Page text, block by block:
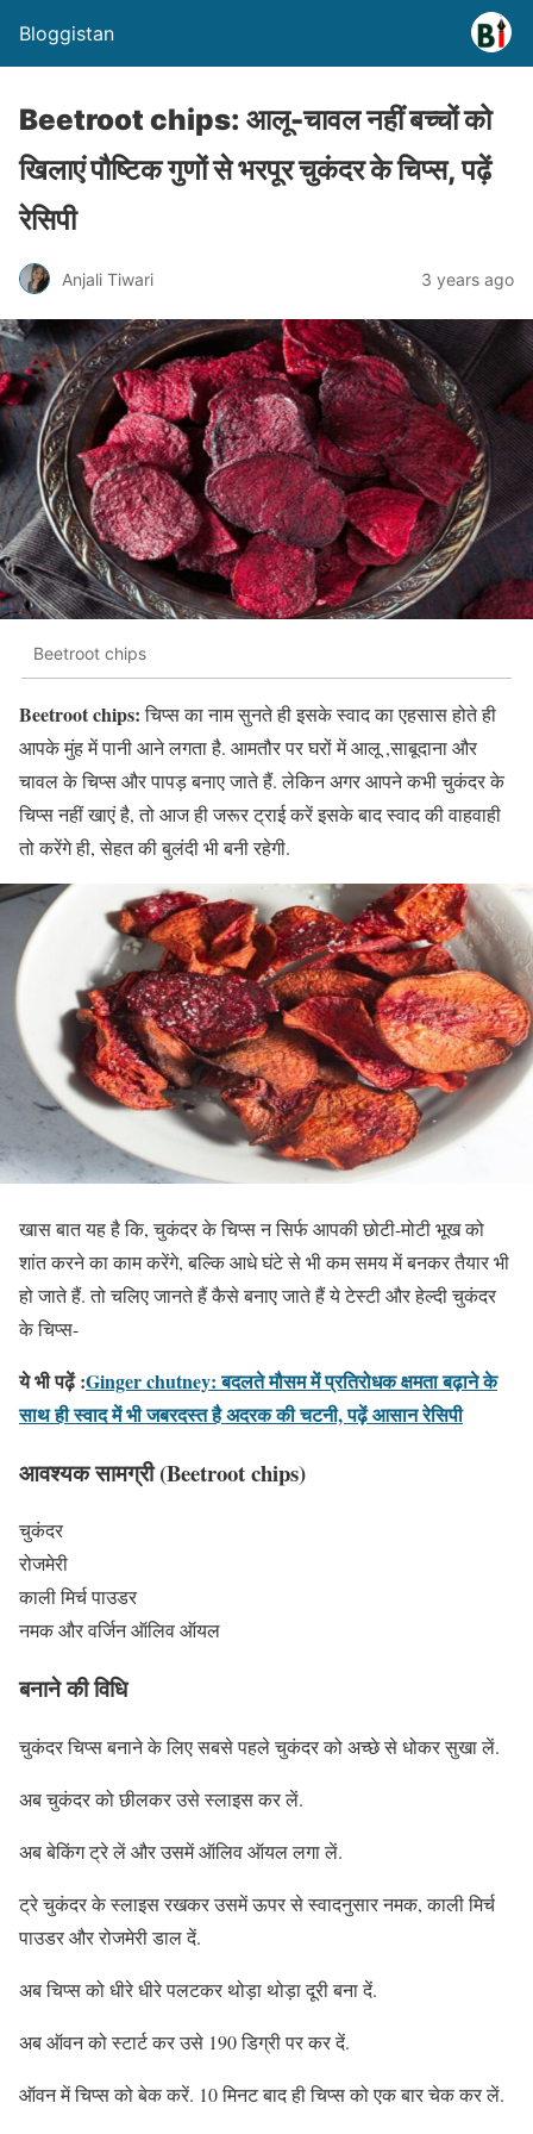
Bloggistan
Beetroot chips: आलू-चावल नहीं बच्चों को
खिलाएं पौष्टिक गुणों से भरपूर चुकंदर के चिप्स, पढ़ें
रेसिपी
Anjali Tiwari 3 years ago
Beetroot chips
Beetroot chips:चिप्‍स का नाम सुनते ही इसके स्‍वाद का एहसास होते ही
आपके मुंह में पानी आने लगता है. आमतौर पर घरों में आलू ,साबूदाना और
चावल के चिप्‍स और पापड़ बनाए जाते हैं. लेकिन अगर आपने कभी चुकंदर के
चिप्‍स नहीं खाएं है, तो आज ही जरूर ट्राई करें इसके बाद स्‍वाद की वाहवाही
तो करेंगे ही, सेहत की बुलंदी भी बनी रहेगी.
खास बात यह है कि, चुकंदर के चिप्स न सिर्फ आपकी छोटी-मोटी भूख को
शांत करने का काम करेंगे, बल्कि आधे घंटे से भी कम समय में बनकर तैयार भी
हो जाते हैं. तो चलिए जानते हैं कैसे बनाए जाते हैं ये टेस्टी और हेल्दी चुकंदर
के चिप्स-
ये भी पढ़ें :Ginger chutney: बदलते मौसम में प्रतिरोधक क्षमता बढ़ाने के
साथ ही स्वाद में भी जबरदस्त है अदरक की चटनी, पढ़ें आसान रेसिपी
आवश्यक सामग्री(Beetroot chips)
चुकंदर
रोजमेरी
काली मिर्च पाउडर
नमक और वर्जिन ऑलिव ऑयल
बनाने की विधि
चुकंदर चिप्स बनाने के लिए सबसे पहले चुकंदर को अच्छे से धोकर सुखा लें.
अब चुकंदर को छीलकर उसे स्लाइस कर लें.
अब बेकिंग ट्रे लें और उसमें ऑलिव ऑयल लगा लें.
ट्रे चुकंदर के स्लाइस रखकर उसमें ऊपर से स्वादनुसार नमक, काली मिर्च
पाउडर और रोजमेरी डाल दें.
अब चिप्स को धीरे धीरे पलटकर थोड़ा थोड़ा दूरी बना दें.
अब ऑवन को स्टार्ट कर उसे 190 डिग्री पर कर दें.
ऑवन में चिप्स को बेक करें. 10 मिनट बाद ही चिप्स को एक बार चेक कर लें.